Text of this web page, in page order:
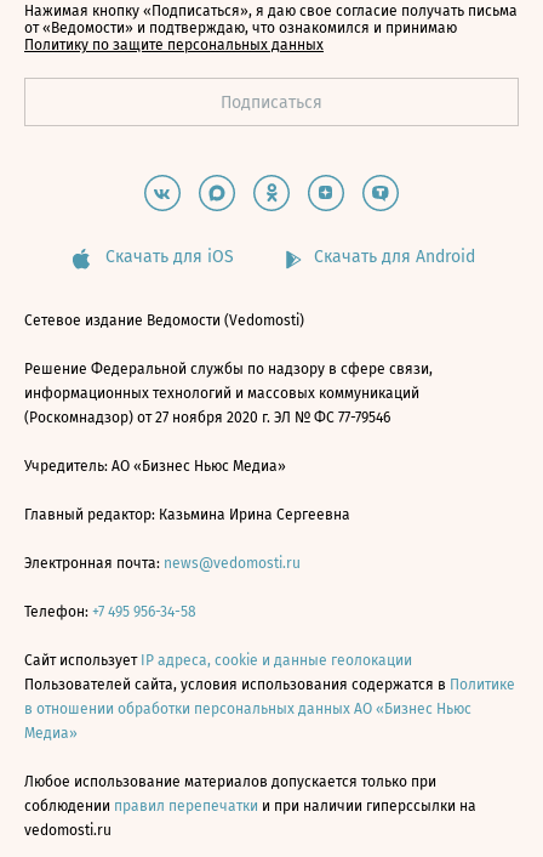
Нажимая кнопку «Подписаться», я даю свое согласие получать письма
от «Ведомости» и подтверждаю, что ознакомился и принимаю
Политику по защите персональных данных
Скачать для iOS Скачать для Android
Сетевое издание Ведомости (Vedomosti)
Решение Федеральной службы по надзору в сфере связи,
информационных технологий и массовых коммуникаций
(Роскомнадзор) от 27 ноября 2020 г. ЭЛ № ФС 77-79546
Учредитель: АО «Бизнес Ньюс Медиа»
Главный редактор: Казьмина Ирина Сергеевна
Электронная почта: news@vedomosti.ru
Телефон: +7 495 956-34-58
Сайт использует IP адреса, cookie и данные геолокации
Пользователей сайта, условия использования содержатся в Политике
в отношении обработки персональных данных АО «Бизнес Ньюс
Медиа»
Любое использование материалов допускается только при
соблюдении правил перепечатки и при наличии гиперссылки на
vedomosti.ru